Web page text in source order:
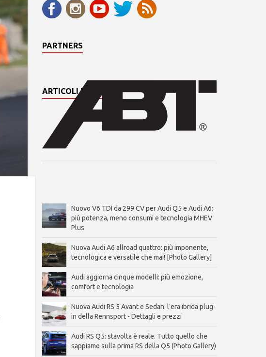
PARTNERS
ARTICOLI PIÙ LETTI
Nuovo V6 TDI da 299 CV per Audi Q5 e Audi A6:
più potenza, meno consumi e tecnologia MHEV
Plus
Nuova Audi A6 allroad quattro: più imponente,
tecnologica e versatile che mai! [Photo Gallery]
Audi aggiorna cinque modelli: più emozione,
comfort e tecnologia
Nuova Audi RS 5 Avant e Sedan: l’era ibrida plug-
in della Rennsport - Dettagli e prezzi
Audi RS Q5: stavolta è reale. Tutto quello che
sappiamo sulla prima RS della Q5 (Photo Gallery)